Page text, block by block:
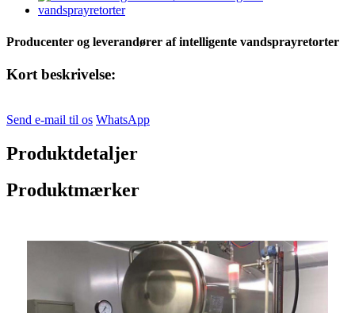
Producenter og leverandører af intelligente vandsprayretorter
Kort beskrivelse:
Send e-mail til os WhatsApp
Produktdetaljer
Produktmærker